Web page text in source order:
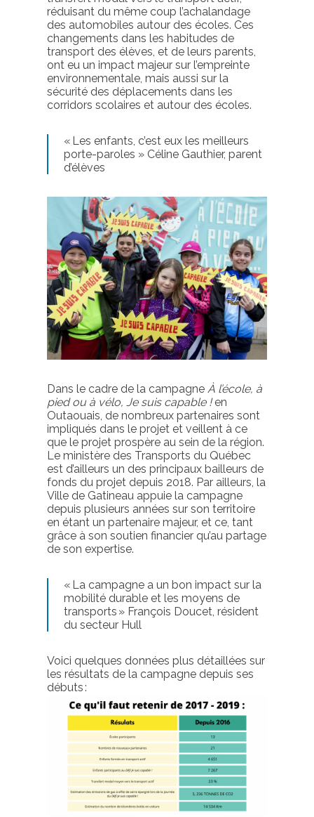
réduisant du même coup l’achalandage
des automobiles autour des écoles. Ces
changements dans les habitudes de
transport des élèves, et de leurs parents,
ont eu un impact majeur sur l’empreinte
environnementale, mais aussi sur la
sécurité des déplacements dans les
corridors scolaires et autour des écoles.
« Les enfants, c’est eux les meilleurs
porte-paroles » Céline Gauthier, parent
d’élèves
Dans le cadre de la campagne À l’école, à
pied ou à vélo, Je suis capable !en
Outaouais, denombreux partenaires sont
impliqués dans le projet et veillent à ce
que le projet prospère au sein de la région.
Le ministère des Transports du Québec
est d’ailleurs un des principaux bailleurs de
fonds du projet depuis 2018. Par ailleurs, la
Ville de Gatineau appuie la campagne
depuis plusieurs années sur son territoire
en étant un partenaire majeur, et ce, tant
grâce à son soutien financier qu’au partage
de son expertise.
« La campagne a un bon impact sur la
mobilité durable et les moyens de
transports » François Doucet, résident
du secteur Hull
Voici quelques données plus détaillées sur
les résultats de la campagne depuis ses
débuts: